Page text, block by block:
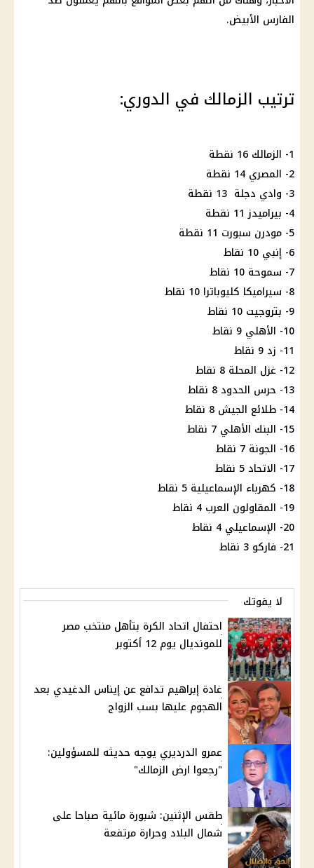
الفارس الأبيض.
ترتيب الزمالك في الدوري:
1- الزمالك 16 نقطة
2- المصري 14 نقطة
3- وادي دجلة 13 نقطة
4- بيراميدز 11 نقطة
5- مودرن سبورت 11 نقطة
6- إنبي 10 نقاط
7- سموحة 10 نقاط
8- سيراميكا كليوباترا 10 نقاط
9- بتروجيت 10 نقاط
10- الأهلي 9 نقاط
11- زد 9 نقاط
12- غزل المحلة 8 نقاط
13- حرس الحدود 8 نقاط
14- طلائع الجيش 8 نقاط
15- البنك الأهلي 7 نقاط
16- الجونة 7 نقاط
17- الاتحاد 5 نقاط
18- كهرباء الإسماعيلية 5 نقاط
19- المقاولون العرب 4 نقاط
20- الإسماعيلي 4 نقاط
21- فاركو 3 نقاط
لا يفوتك
احتفال اتحاد الكرة بتأهل منتخب مصر
للمونديال يوم 12 أكتوبر
غادة إبراهيم تدافع عن إيناس الدغيدي بعد
الهجوم عليها بسب الزواج
عمرو الدرديري يوجه حديثه للمسؤولين:
"رجعوا ارض الزمالك"
طقس الإثنين: شبورة مائية صباحا على
شمال البلاد وحرارة مرتفعة